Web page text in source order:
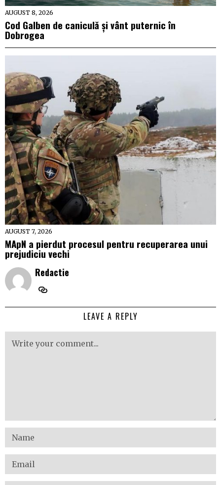
AUGUST 8, 2026
Cod Galben de caniculă și vânt puternic în
Dobrogea
AUGUST 7, 2026
MApN a pierdut procesul pentru recuperarea unui
prejudiciu vechi
Redactie
LEAVE A REPLY